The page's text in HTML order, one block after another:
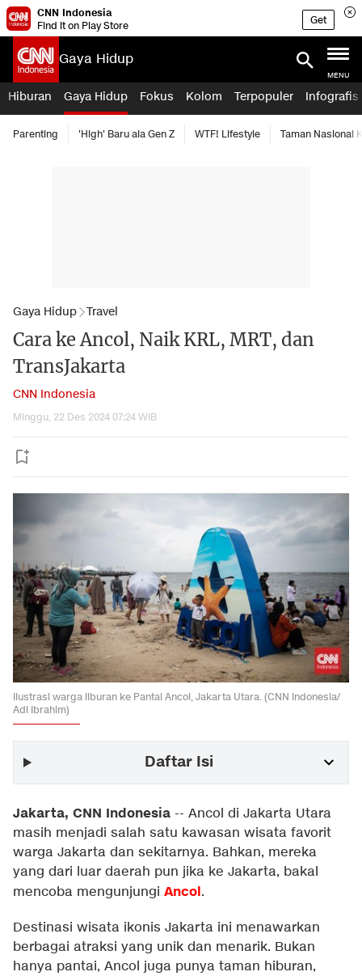
CNN Indonesia
Find it on Play Store
Get
Gaya Hidup
MENU
Hiburan Gaya Hidup Fokus Kolom Terpopuler Infografis
Parenting 'High' Baru ala Gen Z WTF! Lifestyle Taman Nasional
Gaya Hidup Travel
Cara ke Ancol, Naik KRL, MRT, dan
TransJakarta
CNN Indonesia
Minggu, 22 Des 2024 07:24 WIB
Ilustrasi warga liburan ke Pantai Ancol, Jakarta Utara. (CNN Indonesia/
Adi Ibrahim)
Daftar Isi
Jakarta, CNN Indonesia -- Ancol di Jakarta Utara
masih menjadi salah satu kawasan wisata favorit
warga Jakarta dan sekitarnya. Bahkan, mereka
yang dari luar daerah pun jika ke Jakarta, bakal
mencoba mengunjungi Ancol.
Destinasi wisata ikonis Jakarta ini menawarkan
berbagai atraksi yang unik dan menarik. Bukan
hanya pantai, Ancol juga punya taman hiburan,